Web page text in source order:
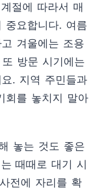
절에 따라서 매
중요합니다. 여름
겨울에는 조용
방문 시기에는
. 지역 주민들과
회를 놓치지 말아
놓는 것도 좋은
때때로 대기 시
전에 자리를 확